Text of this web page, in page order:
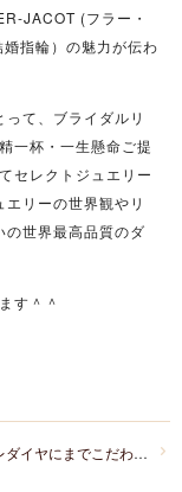
JACOT (フラー・
指輪）の魅力が伝わ
て、ブライダルリ
一杯・一生懸命ご提
セレクトジュエリー
リーの世界観やリ
世界最高品質のダ
す＾＾
H＆Cのメレダイヤにまでこだわった最高級ダイヤモンドの「ANTWERP BRILLIANT(アントワープブリリアント)」